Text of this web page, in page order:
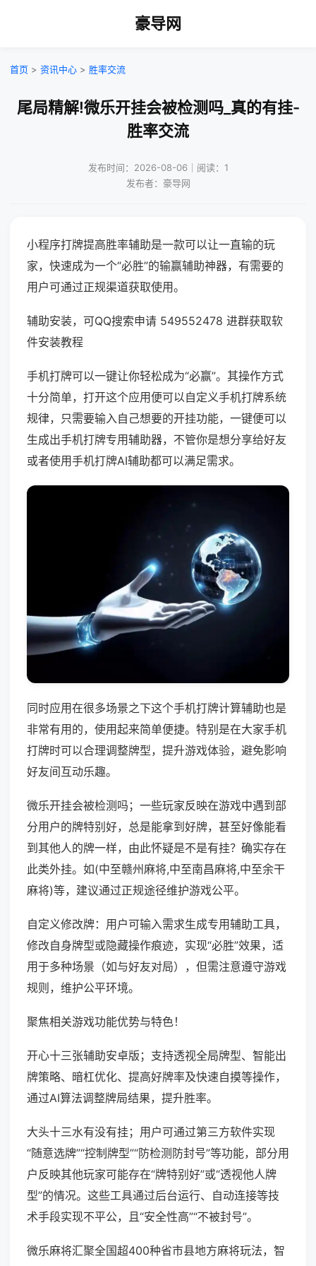
豪导网
首页 > 资讯中心 > 胜率交流
尾局精解!微乐开挂会被检测吗_真的有挂-
胜率交流
发布时间：2026-08-06｜阅读：1
发布者：豪导网
小程序打牌提高胜率辅助是一款可以让一直输的玩
家，快速成为一个“必胜”的输赢辅助神器，有需要的
用户可通过正规渠道获取使用。
辅助安装，可QQ搜索申请 549552478 进群获取软
件安装教程
手机打牌可以一键让你轻松成为“必赢”。其操作方式
十分简单，打开这个应用便可以自定义手机打牌系统
规律，只需要输入自己想要的开挂功能，一键便可以
生成出手机打牌专用辅助器，不管你是想分享给好友
或者使用手机打牌AI辅助都可以满足需求。
同时应用在很多场景之下这个手机打牌计算辅助也是
非常有用的，使用起来简单便捷。特别是在大家手机
打牌时可以合理调整牌型，提升游戏体验，避免影响
好友间互动乐趣。
微乐开挂会被检测吗；一些玩家反映在游戏中遇到部
分用户的牌特别好，总是能拿到好牌，甚至好像能看
到其他人的牌一样，由此怀疑是不是有挂？确实存在
此类外挂。如(中至赣州麻将,中至南昌麻将,中至余干
麻将)等，建议通过正规途径维护游戏公平。
自定义修改牌：用户可输入需求生成专用辅助工具，
修改自身牌型或隐藏操作痕迹，实现“必胜”效果，适
用于多种场景（如与好友对局），但需注意遵守游戏
规则，维护公平环境。
聚焦相关游戏功能优势与特色！
开心十三张辅助安卓版；支持透视全局牌型、智能出
牌策略、暗杠优化、提高好牌率及快速自摸等操作，
通过AI算法调整牌局结果，提升胜率。
大头十三水有没有挂；用户可通过第三方软件实现
“随意选牌”“控制牌型”“防检测防封号”等功能，部分用
户反映其他玩家可能存在“牌特别好”或“透视他人牌
型”的情况。这些工具通过后台运行、自动连接等技
术手段实现不平公，且“安全性高”“不被封号”。
微乐麻将汇聚全国超400种省市县地方麻将玩法，智